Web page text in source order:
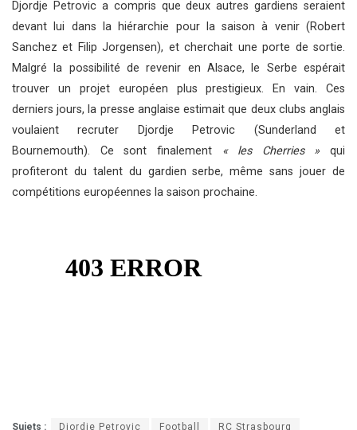
Djordje Petrovic a compris que deux autres gardiens seraient
devant lui dans la hiérarchie pour la saison à venir (Robert
Sanchez et Filip Jorgensen), et cherchait une porte de sortie.
Malgré la possibilité de revenir en Alsace, le Serbe espérait
trouver un projet européen plus prestigieux. En vain. Ces
derniers jours, la presse anglaise estimait que deux clubs anglais
voulaient recruter Djordje Petrovic (Sunderland et
Bournemouth). Ce sont finalement « les Cherries » qui
profiteront du talent du gardien serbe, même sans jouer de
compétitions européennes la saison prochaine.
Sujets : Djordje Petrovic Football RC Strasbourg